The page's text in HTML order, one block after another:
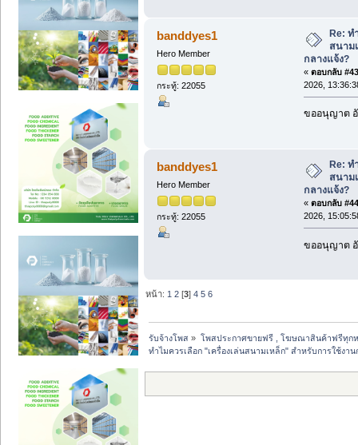
banddyes1
Hero Member
กระทู้: 22055
Re: ท
สนาม
กลางแจ้ง?
« ตอบกลับ
2026,
ขออนุญาต
banddyes1
Hero Member
กระทู้: 22055
Re: ท
สนาม
กลางแจ้ง?
« ตอบกลับ
2026,
ขออนุญาต
หน้า: 1 2 [3]4 5 6
รับจ้างโพส » โพสประกาศขายฟรี , โฆษณาสินค้าฟรีทุก
ทำไมควรเลือก "เครื่องเล่นสนามเหล็ก" สำหรับการใช้งาน